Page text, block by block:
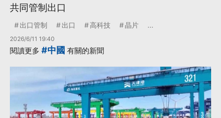
共同管制出口
出口管制 出口 高科技 晶片 ...
2026/6/11 19:40
閱讀更多 #中國 有關的新聞